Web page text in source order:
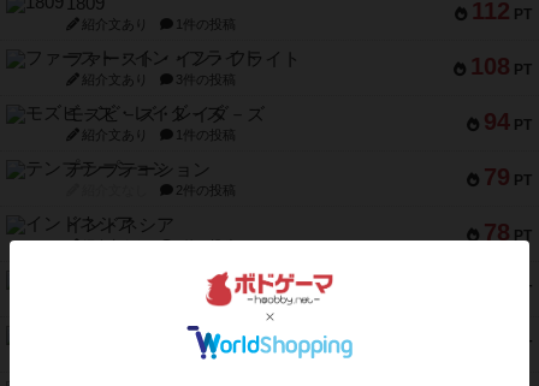
112 PT
紹介文あり 1件の投稿
108 PT
ファースト・イン・フライト
紹介文あり 3件の投稿
94 PT
モズビ－ズ・レイダ－ズ
紹介文あり 1件の投稿
79 PT
テンプテーション
2件の投稿
78 PT
インドネシア
紹介文あり 2件の投稿
PT
8件の投稿
PT
リスボン・トラム 28
9件の投稿